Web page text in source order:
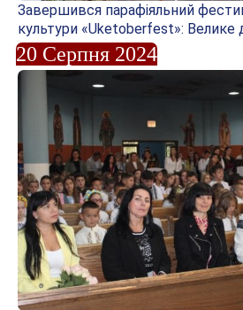
Завершився парафіяльний
культури «Uketoberfest»: Велике
20 Серпня 2024